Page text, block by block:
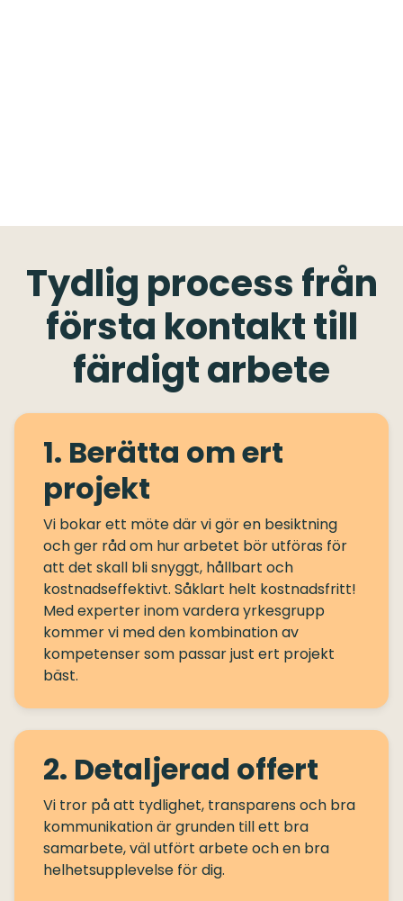
Tydlig process från
första kontakt till
färdigt arbete
1. Berätta om ert
projekt
Vi bokar ett möte där vi gör en besiktning
och ger råd om hur arbetet bör utföras för
att det skall bli snyggt, hållbart och
kostnadseffektivt. Såklart helt kostnadsfritt!
Med experter inom vardera yrkesgrupp
kommer vi med den kombination av
kompetenser som passar just ert projekt
2. Detaljerad offert
Vi tror på att tydlighet, transparens och bra
kommunikation är grunden till ett bra
samarbete, väl utfört arbete och en bra
helhetsupplevelse för dig.